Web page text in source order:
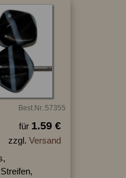
Best.Nr.:57355
für 1.59 €
zzgl. Versand